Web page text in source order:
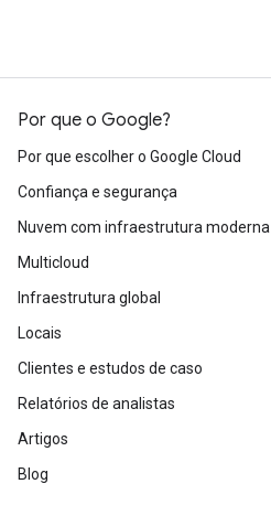
Por que o Google?
Por que escolher o Google Cloud
Confiança e segurança
Nuvem com infraestrutura moderna
Multicloud
Infraestrutura global
Locais
Clientes e estudos de caso
Relatórios de analistas
Artigos
Blog